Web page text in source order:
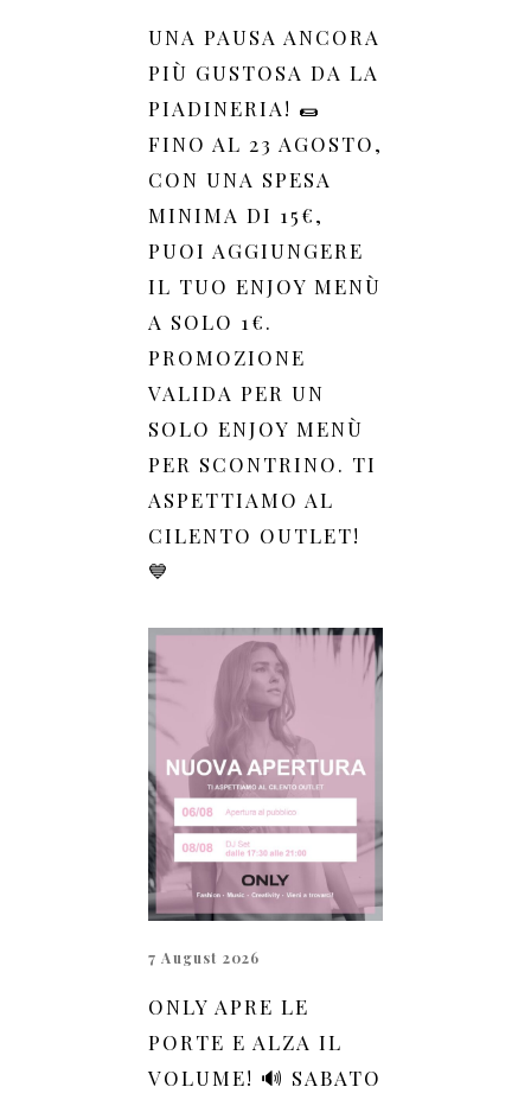
UNA PAUSA ANCORA
PIÙ GUSTOSA DA LA
PIADINERIA! 🌯
FINO AL 23 AGOSTO,
CON UNA SPESA
MINIMA DI 15€,
PUOI AGGIUNGERE
IL TUO ENJOY MENÙ
A SOLO 1€.
PROMOZIONE
VALIDA PER UN
SOLO ENJOY MENÙ
PER SCONTRINO. TI
ASPETTIAMO AL
CILENTO OUTLET!
💙
7 August 2026
ONLY APRE LE
PORTE E ALZA IL
VOLUME! 🔊 SABATO